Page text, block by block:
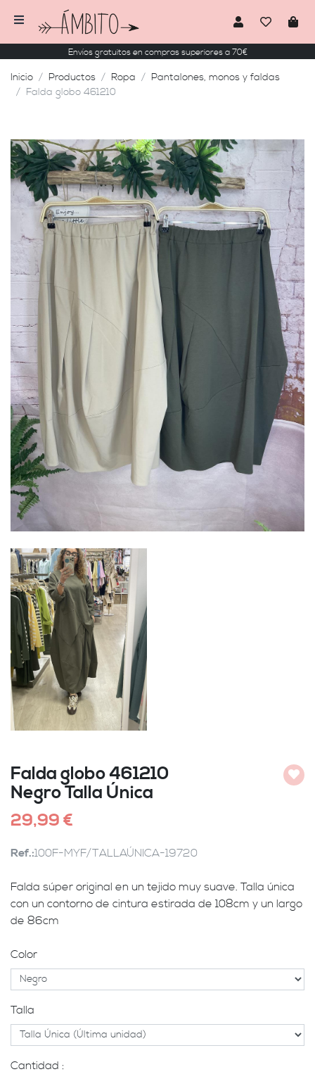
Envíos gratuitos en compras superiores a 70€
Inicio Productos Ropa
Pantalones, monos y faldas
Falda globo 461210
Falda globo 461210
Negro Talla Única
29,99 €
Ref.:100F-MYF/TALLAÚNICA-19720
Falda súper original en un tejido muy suave. Talla única
con un contorno de cintura estirada de 108cm y un largo
de 86cm
Color
Talla
Cantidad :